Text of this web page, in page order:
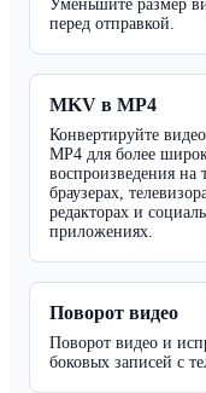
Уменьшите размер
перед отправкой.
MKV в MP4
Конвертируйте
MP4 для более
воспроизведения на
браузерах,
редакторах и
приложениях.
Поворот видео
Поворот видео и
боковых записей с